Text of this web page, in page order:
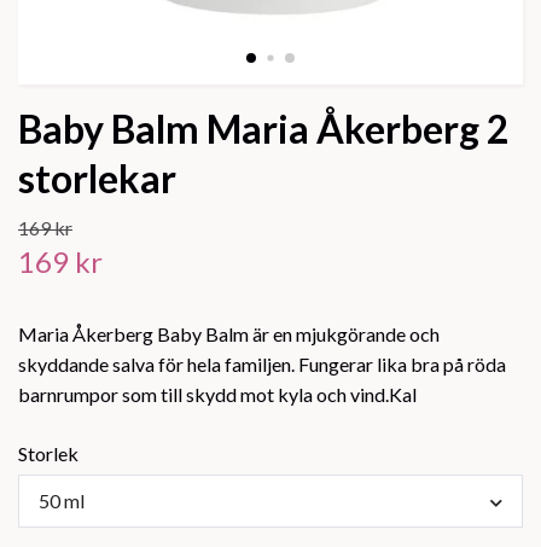
Baby Balm Maria Åkerberg 2
storlekar
169 kr
169 kr
Maria Åkerberg Baby Balm är en mjukgörande och
skyddande salva för hela familjen. Fungerar lika bra på röda
barnrumpor som till skydd mot kyla och vind.Kal
Storlek
50 ml